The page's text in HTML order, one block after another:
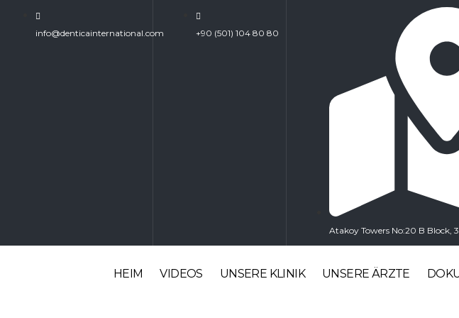
info@denticainternational.com +90 (501) 104 80 80
Atakoy Towers No:20 B Block,
HEIM VIDEOS UNSERE KLINIK UNSERE ÄRZTE